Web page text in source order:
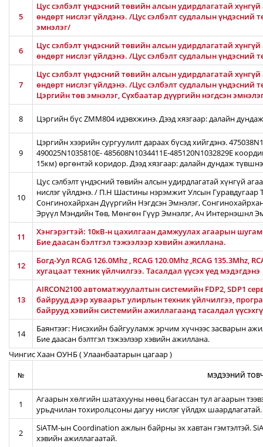
5
Цус сэлбэлт үндэсний төвийн алсын удирдлагатай
өндөрт нислэг үйлдэнэ. /Цус сэлбэлт судлалын
эмнэлэг/
6
Цус сэлбэлт үндэсний төвийн алсын удирдлагатай
өндөрт нислэг үйлдэнэ. /Цус сэлбэлт судлалын
7
Цус сэлбэлт үндэсний төвийн алсын удирдлагатай
өндөрт нислэг үйлдэнэ. /Цус сэлбэлт судлалын үндэсний
Цэргийн төв эмнэлэг, Сүхбаатар дүүргийн нэгдсэн
8 Цэргийн бүс ZMM804 идэвхжинэ. Дээд хязгаар: далайн
9
Цэргийн хээрийн сургуулилт дараах бүсэд хийгдэнэ.
490025N1035810E- 485608N1034411E-485120N1032829E
15км) өргөнтэй коридор. Дээд хязгаар: далайн дундаж
10
Цус сэлбэлт үндэсний төвийн алсын удирдлагатай хүнгүй
нислэг үйлдэнэ. / П.Н Шастины нэрэмжит Улсын Гуравдугаар
Сонгинохайрхан Дүүргийн Нэгдсэн Эмнэлэг,
Эрүүл Мэндийн Төв, Мөнгөн Гүүр Эмнэлэг, Ач Интернэшнл
11
Хэнгэрэгтэй: 10кВ-н цахилгаан дамжуулах агаарын
Бие даасан бэлтгэл тэжээлээр хэвийн ажиллана.
12
Богд-Уул RCAG 126.0Mhz , RCAG 120.0Mhz ,RCAG 135.3Mhz,
хугацаат техник үйлчилгээ. Тасалдал үүсэх үед мэдэгдэнэ
13
AIRCON2100 автоматжуулалтын системийн FDP2, SDP1
байрууд дээр хуваарьт улирлын техник үйлчилгээ,
байрууд хэвийн системийн ажиллагаанд тасалдал
14
Баянтээг: Нисэхийн байгууламж эрчим хүчнээс засварын
Бие даасан бэлтгэл тэжээлээр хэвийн ажиллана.
Чингис Хаан ОУНБ ( Улаанбаатарын цагаар )
№ МЭДЭЭНИЙ
1
Агаарын хөлгийн шатахууны нөөц багассан тул агаарын
урьдчилан тохиролцсоны дагуу нислэг үйлдэх шаардлагатай.
2
SiATM-ын Coordination ажлын байрны эх хавтан гэмтэлтэй.
хэвийн ажиллагаатай.